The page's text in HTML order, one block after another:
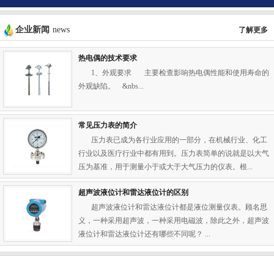
企业新闻 news 了解更多
热电偶的技术要求
1、外观要求 主要检查影响热电偶性能和使用寿命的
外观缺陷。 &nbs...
常见压力表的简介
压力表已成为各行业应用的一部分，在机械行业、化工
行业以及医疗行业中都有用到。压力表简单的说就是以大气
压为基准，用于测量小于或大于大气压力的仪表。根...
超声波液位计和雷达液位计的区别
超声波液位计和雷达液位计都是液位测量仪表。顾名思
义，一种采用超声波，一种采用电磁波，除此之外，超声波
液位计和雷达液位计还有哪些不同呢？ ...